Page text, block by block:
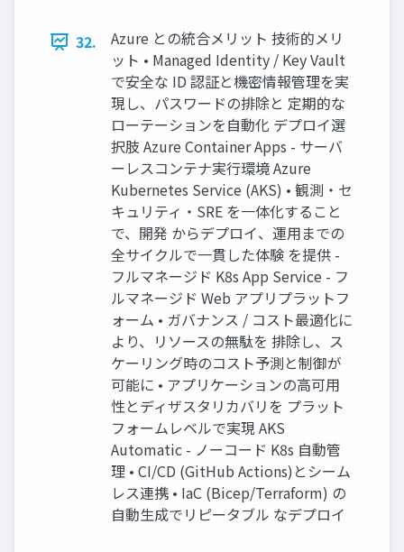
32.
Azure との統合メリット 技術的メリ
ット • Managed Identity / Key Vault
で安全な ID 認証と機密情報管理を実
現し、パスワードの排除と 定期的な
ローテーションを⾃動化 デプロイ選
択肢 Azure Container Apps - サーバ
ーレスコンテナ実⾏環境 Azure
Kubernetes Service (AKS) • 観測・セ
キュリティ・SRE を⼀体化すること
で、開発 からデプロイ、運⽤までの
全サイクルで⼀貫した体験 を提供 -
フルマネージド K8s App Service - フ
ルマネージド Web アプリプラットフ
ォーム • ガバナンス / コスト最適化に
より、リソースの無駄を 排除し、ス
ケーリング時のコスト予測と制御が
可能に • アプリケーションの⾼可⽤
性とディザスタリカバリを プラット
フォームレベルで実現 AKS
Automatic - ノーコード K8s ⾃動管
理 • CI/CD (GitHub Actions)とシーム
レス連携 • IaC (Bicep/Terraform) の
⾃動⽣成でリピータブル なデプロイ